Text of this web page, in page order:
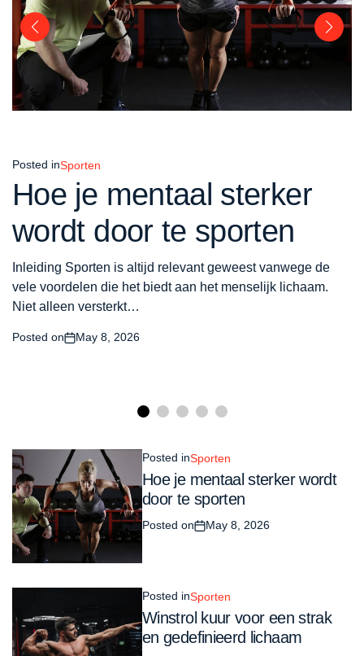
Posted inSporten
Hoe je mentaal sterker wordt
door te sporten
Posted on May 8, 2026
Posted inSporten
Winstrol kuur voor een strak
en gedefinieerd lichaam
Posted inSporten
Hoe je mentaal sterker
wordt door te sporten
Inleiding Sporten is altijd relevant geweest vanwege de
vele voordelen die het biedt aan het menselijk lichaam.
Niet alleen versterkt…
Posted on May 8, 2026